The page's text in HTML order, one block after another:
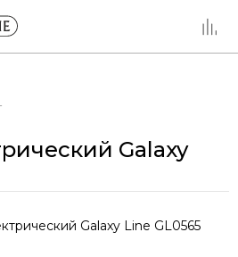
Galaxy